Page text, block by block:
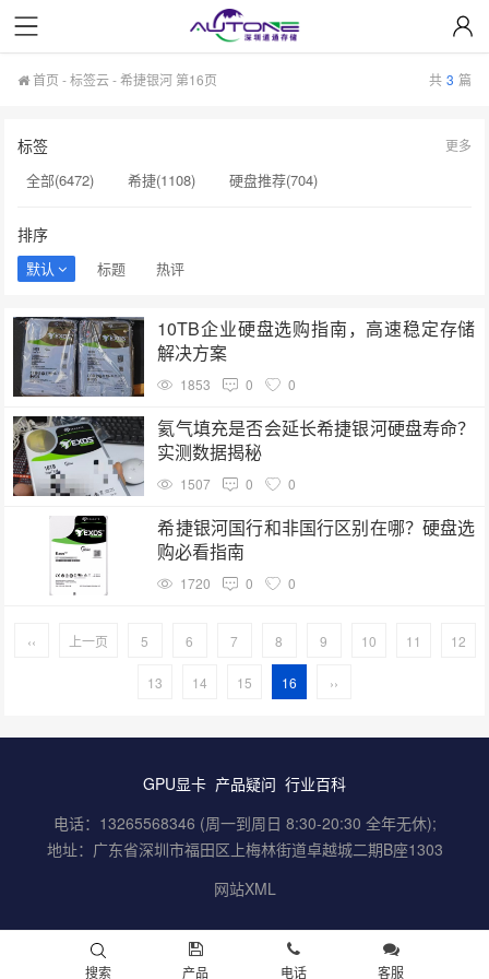
首页 -标签云- 希捷银河 第16页 共 3 篇
标签
全部(6472) 希捷(1108)
硬盘推荐(704)
NAS硬盘(593)
希捷硬盘(553)
服务器(183)
sas硬盘(182)
硬盘代理商(181)
希捷银河Exos(181)
硬盘制造(180)
监控级硬盘(179)
二手硬盘(179)
硬盘维修(178)
H100芯片(177)
更多
排序
默认 标题 热评
10TB企业硬盘选购指南，高速稳定存储
解决方案
1853 0 0
氦气填充是否会延长希捷银河硬盘寿命？
实测数据揭秘
1507 0 0
希捷银河国行和非国行区别在哪？硬盘选
购必看指南
1720 0 0
‹‹ 上一页 5 6 7 8 9 10 11 12
13 14 15 16 ››
GPU显卡 产品疑问 行业百科
电话：13265568346 (周一到周日 8:30-20:30 全年无休);
地址：广东省深圳市福田区上梅林街道卓越城二期B座1303
网站XML
搜索 产品 电话 客服